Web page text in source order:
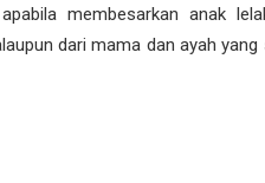
membesarkan anak
dari mama dan ayah yang